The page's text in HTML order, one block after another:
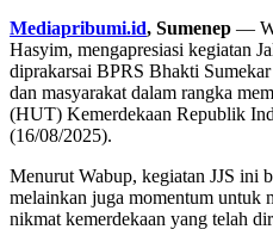
Mediapribumi.id, Sumenep —
Hasyim, mengapresiasi kegiatan
diprakarsai BPRS Bhakti
dan masyarakat dalam rangka
(HUT) Kemerdekaan Republik
(16/08/2025).
Menurut Wabup, kegiatan JJS ini
melainkan juga momentum untuk
nikmat kemerdekaan yang telah